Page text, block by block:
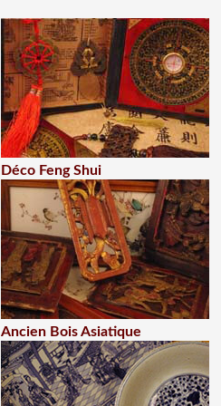
Déco Feng Shui
Ancien Bois Asiatique